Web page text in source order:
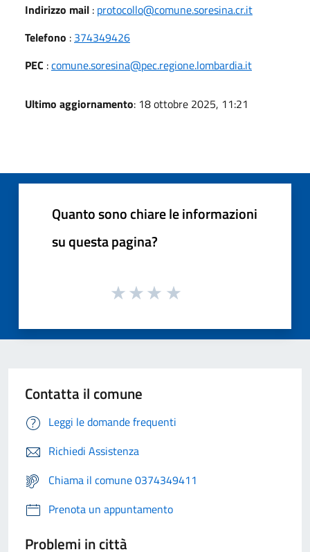
Indirizzo mail : protocollo@comune.soresina.cr.it
Telefono : 374349426
PEC :comune.soresina@pec.regione.lombardia.it
Ultimo aggiornamento: 18 ottobre 2025, 11:21
Quanto sono chiare le informazioni
su questa pagina?
Contatta il comune
Leggi le domande frequenti
Richiedi Assistenza
Chiama il comune 0374349411
Prenota un appuntamento
Problemi in città